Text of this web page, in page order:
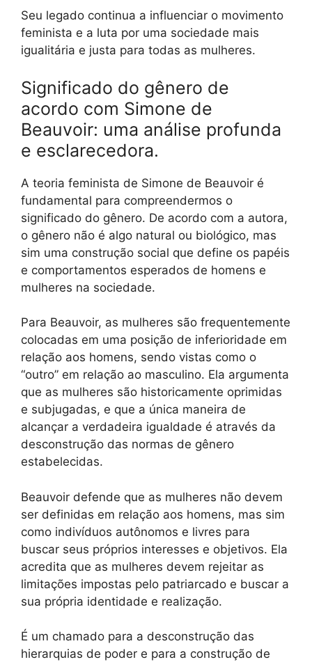
Seu legado continua a influenciar o movimento
feminista e a luta por uma sociedade mais
igualitária e justa para todas as mulheres.
Significado do gênero de
acordo com Simone de
Beauvoir: uma análise profunda
e esclarecedora.
A teoria feminista de Simone de Beauvoir é
fundamental para compreendermos o
significado do gênero. De acordo com a autora,
o gênero não é algo natural ou biológico, mas
sim uma construção social que define os papéis
e comportamentos esperados de homens e
mulheres na sociedade.
Para Beauvoir, as mulheres são frequentemente
colocadas em uma posição de inferioridade em
relação aos homens, sendo vistas como o
“outro” em relação ao masculino. Ela argumenta
que as mulheres são historicamente oprimidas
e subjugadas, e que a única maneira de
alcançar a verdadeira igualdade é através da
desconstrução das normas de gênero
estabelecidas.
Beauvoir defende que as mulheres não devem
ser definidas em relação aos homens, mas sim
como indivíduos autônomos e livres para
buscar seus próprios interesses e objetivos. Ela
acredita que as mulheres devem rejeitar as
limitações impostas pelo patriarcado e buscar a
sua própria identidade e realização.
É um chamado para a desconstrução das
hierarquias de poder e para a construção de